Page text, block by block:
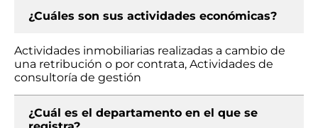
¿Cuáles son sus actividades económicas?
Actividades inmobiliarias realizadas a cambio de
una retribución o por contrata, Actividades de
consultoría de gestión
¿Cuál es el departamento en el que se